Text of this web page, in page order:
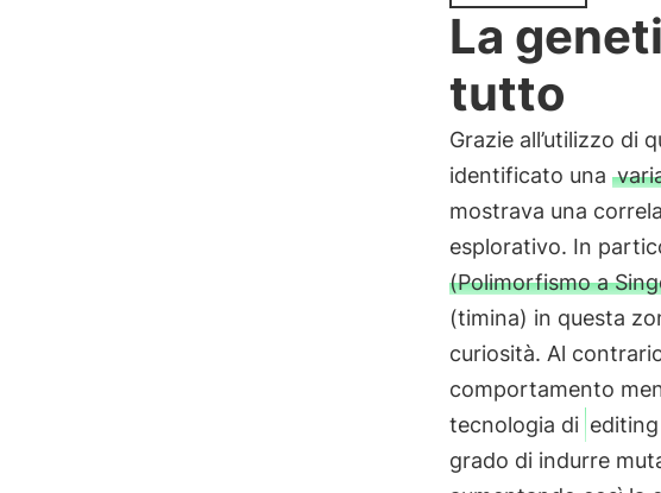
La
tutto
Grazie all’utilizzo di
identificato una
mostrava una
esplorativo. In
(Polimorfismo a
(timina) in questa
curiosità. Al
comportamento
tecnologia di
grado di indurre